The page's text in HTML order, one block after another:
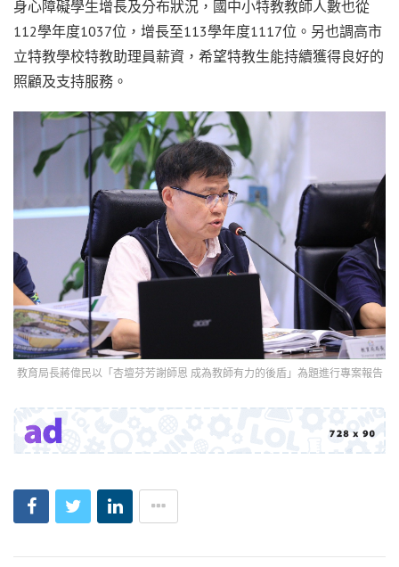
身心障礙學生增長及分布狀況，國中小特教教師人數也從
112學年度1037位，增長至113學年度1117位。另也調高市
立特教學校特教助理員薪資，希望特教生能持續獲得良好的
照顧及支持服務。
教育局長蔣偉民以「杏壇芬芳謝師恩 成為教師有力的後盾」為題進行專案報告